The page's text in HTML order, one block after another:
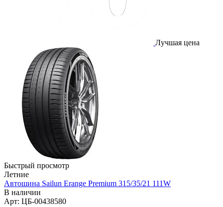
Лучшая цена
Быстрый просмотр
Летние
Автошина Sailun Erange Premium 315/35/21 111W
В наличии
Арт: ЦБ-00438580